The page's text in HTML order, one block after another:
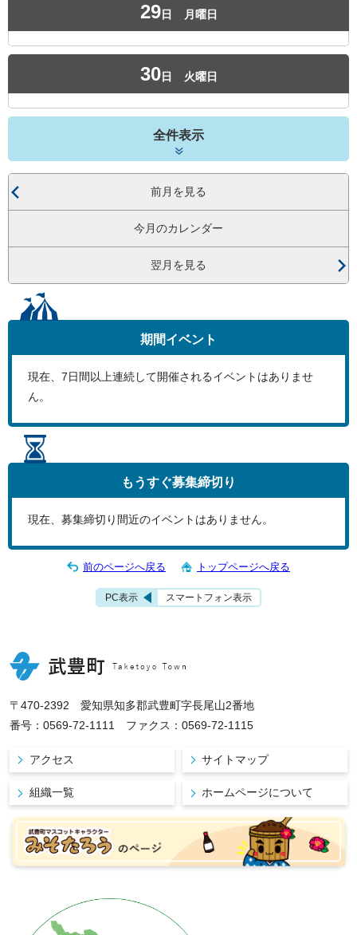
29日 月曜日
30日 火曜日
全件表示
前月を見る
今月のカレンダー
翌月を見る
期間イベント
現在、 7日間以上連続して開催されるイベントはありませ
ん。
もうすぐ募集締切り
現在、募集締切り間近のイベントはありません。
前のページへ戻る トップページへ戻る
PC表示 スマートフォン表示
〒470-2392 愛知県知多郡武豊町字長尾山2番地
番号：0569-72-1111 ファクス：0569-72-1115
アクセス サイトマップ
組織一覧 ホームページについて